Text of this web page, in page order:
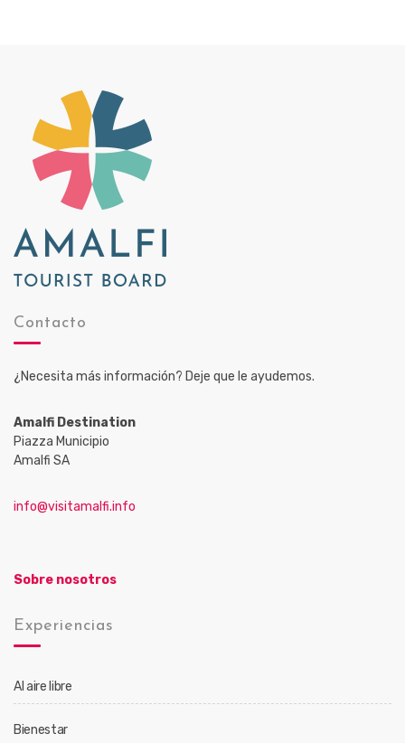
Contacto
¿Necesita más información? Deje que le ayudemos.
Amalfi Destination
Piazza Municipio
Amalfi SA
info@visitamalfi.info
Sobre nosotros
Experiencias
Al aire libre
Bienestar